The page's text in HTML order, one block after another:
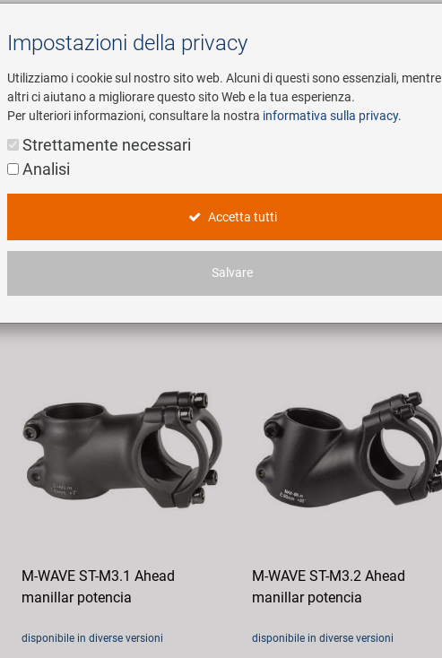
Cerca
E-Mobility
M-WAVE ST-M3.1 Ahead
manillar potencia
disponibile in diverse versioni
M-WAVE ST-M3.2 Ahead
manillar potencia
disponibile in diverse versioni
Impostazioni della privacy
Utilizziamo i cookie sul nostro sito web. Alcuni di questi sono essenziali, mentre
altri ci aiutano a migliorare questo sito Web e la tua esperienza.
Per ulteriori informazioni, consultare la nostra informativa sulla privacy.
Strettamente necessari
Analisi
Accetta tutti
Salvare